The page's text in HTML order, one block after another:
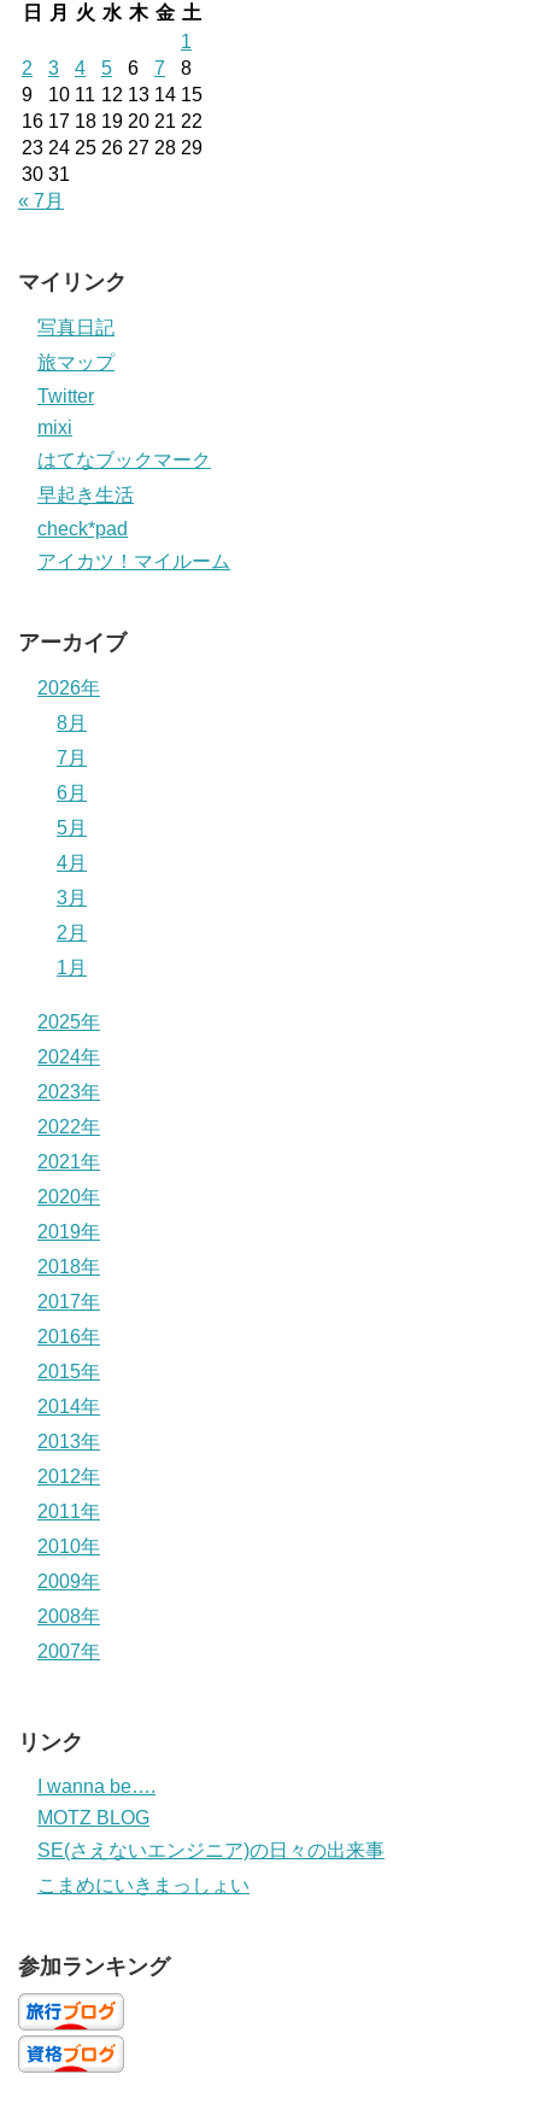
日
月 火 水 木 金 土
1
2
3 4 5 6 7
8
9
10 11 12 13 14 15
16 17 18 19 20 21 22
23 24 25 26 27 28 29
30 31
« 7月
マイリンク
写真日記
旅マップ
Twitter
mixi
はてなブックマーク
早起き生活
check*pad
アイカツ！マイルーム
アーカイブ
2026年
8月
7月
6月
5月
4月
3月
2月
1月
2025年
2024年
2023年
2022年
2021年
2020年
2019年
2018年
2017年
2016年
2015年
2014年
2013年
2012年
2011年
2010年
2009年
2008年
2007年
リンク
I wanna be….
MOTZ BLOG
SE(さえないエンジニア)の日々の出来事
こまめにいきまっしょい
参加ランキング